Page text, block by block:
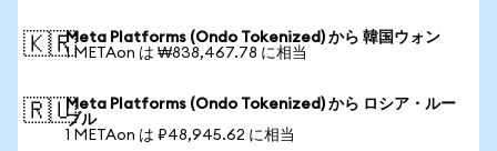
🇰🇷Meta Platforms (Ondo Tokenized) から 韓国ウォン
1 METAon は ₩838,467.78 に相当
🇷🇺Meta Platforms (Ondo Tokenized) から ロシア・ルー
ブル
1 METAon は ₽48,945.62 に相当